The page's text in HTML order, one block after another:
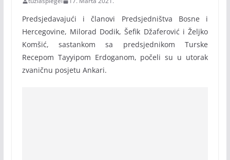
Predsjedavajući i članovi Predsjedništva Bosne i
Hercegovine, Milorad Dodik, Šefik Džaferović i Željko
Komšić, sastankom sa predsjednikom Turske
Recepom Tayyipom Erdoganom, počeli su u utorak
zvaničnu posjetu Ankari.